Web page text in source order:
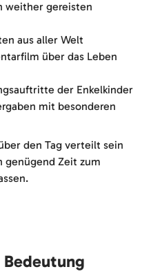
weither gereisten
aus aller Welt
über das Leben
der Enkelkinder
mit besonderen
den Tag verteilt sein
genügend Zeit zum